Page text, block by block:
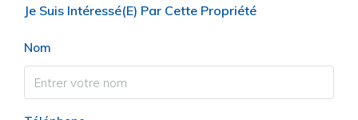
Je Suis Intéressé(e) Par Cette Propriété
Nom